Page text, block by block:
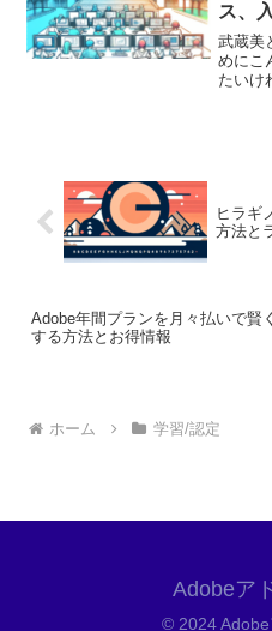
ス、
まで
武蔵美
めにこ
たいけ
ヒラギ
方法と
Adobe年間プランを月々払いで賢
する方法とお得情報
ホーム 学習/認定
Adobeア
© 2024